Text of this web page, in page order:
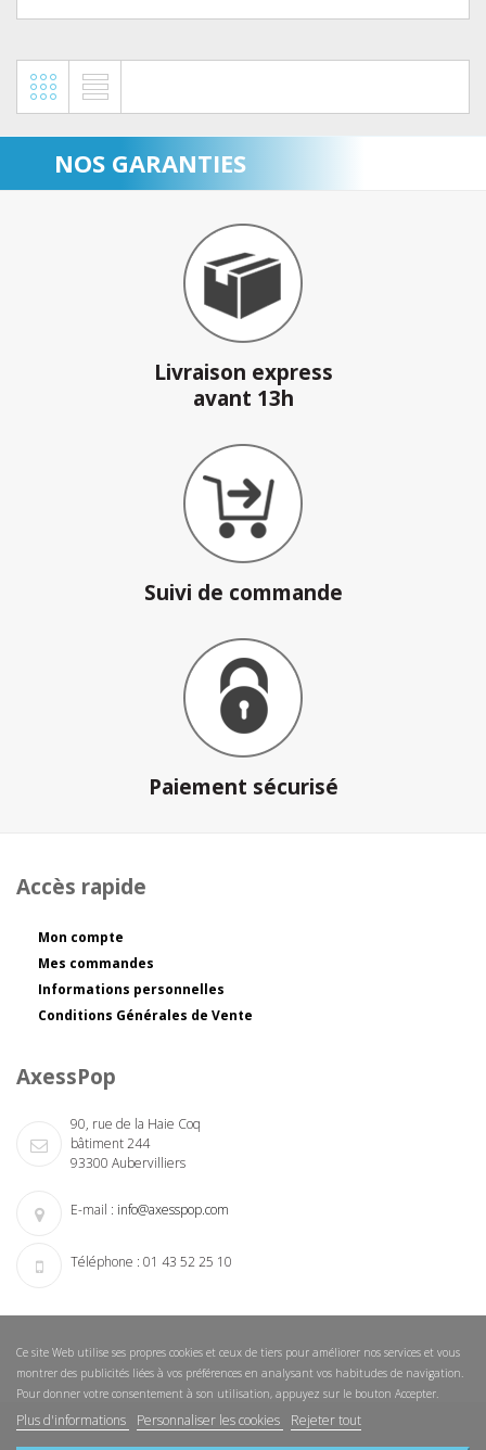
NOS GARANTIES
Livraison express
avant 13h
Suivi de commande
Paiement sécurisé
Accès rapide
Mon compte
Mes commandes
Informations personnelles
Conditions Générales de Vente
AxessPop
90, rue de la Haie Coq
bâtiment 244
93300 Aubervilliers
E-mail : info@axesspop.com
Téléphone : 01 43 52 25 10
Ce site Web utilise ses propres cookies et ceux de tiers pour améliorer nos services et vous
montrer des publicités liées à vos préférences en analysant vos habitudes de navigation.
Pour donner votre consentement à son utilisation, appuyez sur le bouton Accepter.
Plus d'informations Personnaliser les cookies Rejeter tout